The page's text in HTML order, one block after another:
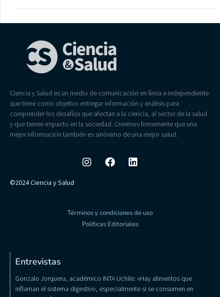
Ciencia y Salud es un medio de comunicación en línea e independiente
que tiene como objetivo entregar información y análisis para
comprender los desafíos que afectan a la ciencia, al sector de la salud
y que tienen impacto en la sociedad. Creemos firmemente que una
mejor información también es sinónimo de una mejor salud.
©2024 Ciencia y Salud
Términos y condiciones de uso
Políticas Editoriales
Entrevistas
Gonzalo Jorquera, académico INTA Uchile: «Hay alimentos que
inflaman el sistema digestivo, especialmente si se consumen en